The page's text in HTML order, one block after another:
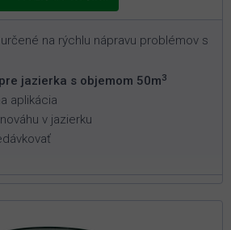
na rýchlu nápravu problémov s
jazierka s objemom 50m3
aplikácia
v jazierku